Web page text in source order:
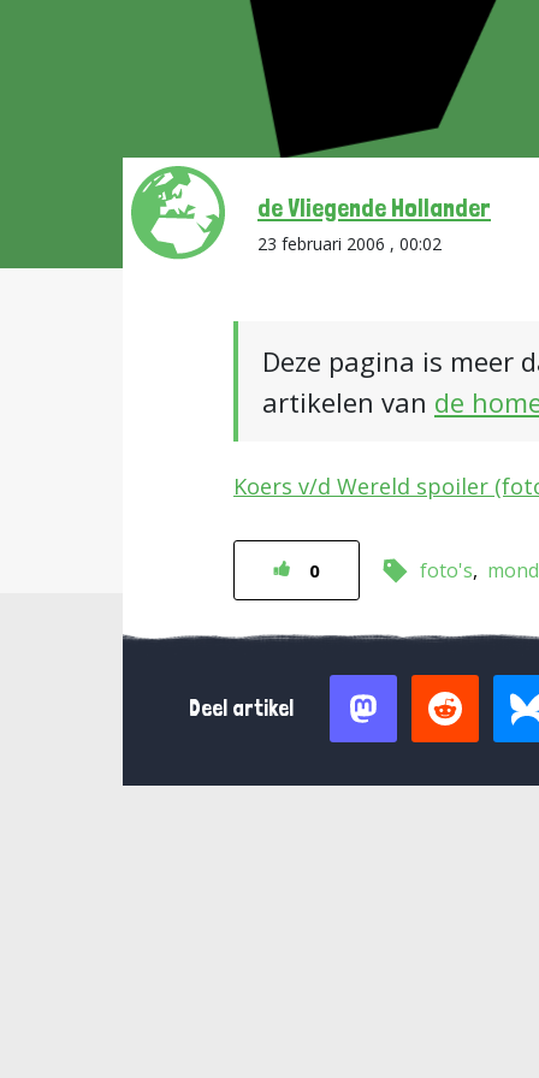
de Vliegende Hollander
23 februari 2006 , 00:02
Deze pagina is meer
artikelen van de
Koers v/d Wereld spoiler
0 foto's
Deel artikel